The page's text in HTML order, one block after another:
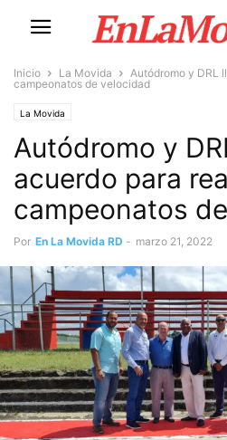
Inicio La Movida
Autódromo y DRL
campeonatos de velocidad
La Movida
Autódromo y
acuerdo para
campeonatos
Por En La Movida RD - marzo 21, 2022